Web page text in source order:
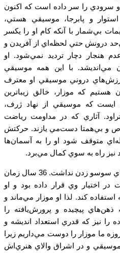
او سرودي را سر داده است كه اكنون
و پابرجا‌، موسيقي هستي،
بي‌شمار با آنكه كام او را يكسر
درونش حتي لحظه‌اي از آفريدن و
هنجار دچار ترديد نمي‌شود. او
مي‌انديشد. با اين همه موسيقي
ارزش‌هاي دروني موسيقي او معترف
كه موزار، خالق زيباترين
ايست كه موسيقي از نهاد ژرف،
آثاري كه در مداومت رياضت
و بي‌همتا دست‌مي يازند. حركتش
متوقف شود او را به آسمان‌ها
راه به سوي كمال مي‌برد.
ستاره تابناك زندگي او فرصتي براي سوسو زدن نداشت. 36 سال زمان
اختيار وي قرار داده بود و او
كند. لذا او موزار مي‌ماند و
پيچيده و پرورش‌يافته را
نيز كه قدري استعداد انديشه و
ما موزار را دوست مي‌داريم زيرا
و در اشراق والاي هنري‌اش